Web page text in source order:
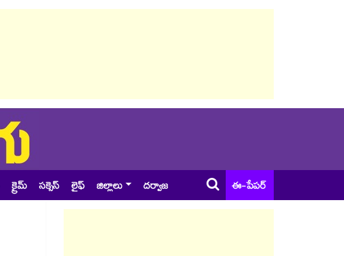
క్రైమ్ సక్సెస్ లైఫ్ జిల్లాలు దర్వాజ ఈ-పేపర్